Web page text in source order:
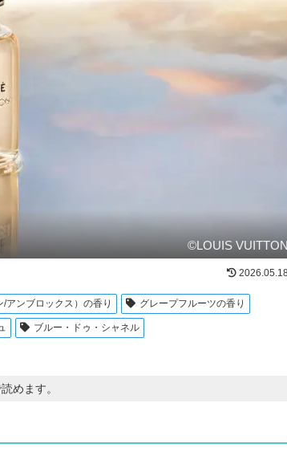
©LOUIS VUITTON
アンブロックス）の香り グレープフルーツの香り
ブルー・ドゥ・シャネル
めます。